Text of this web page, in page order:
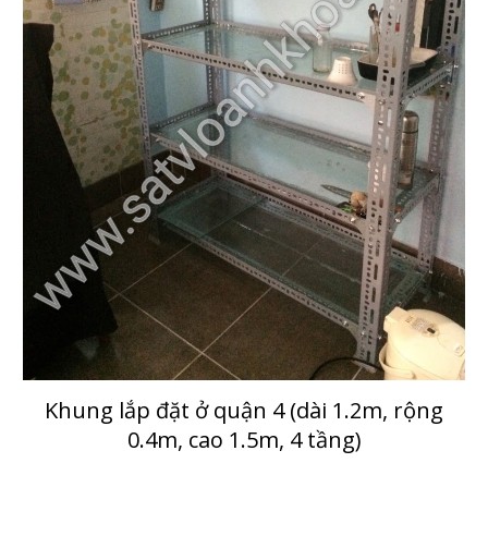
Khung lắp đặt ở quận 4 (dài 1.2m, rộng
0.4m, cao 1.5m, 4tầng)